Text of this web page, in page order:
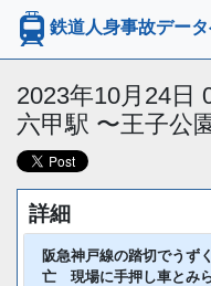
鉄道人身事故デー
2023年10月24日
六甲駅 〜王子公
詳細
阪急神戸線の踏切でうず
亡 現場に手押し車とみ